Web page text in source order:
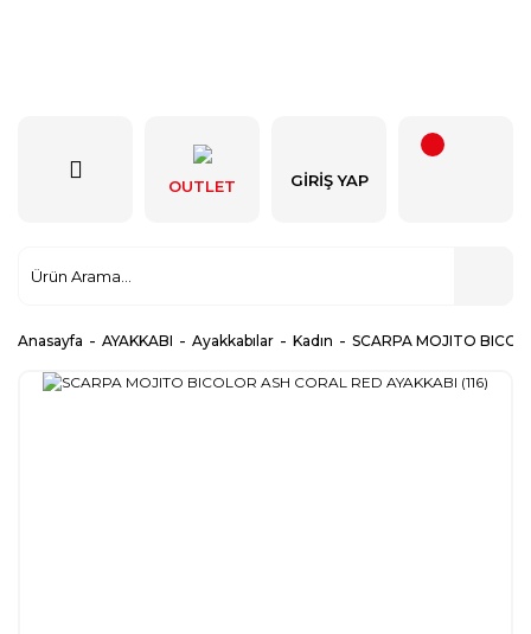
OUTLET GIRIŞ YAP
Anasayfa AYAKKABI Ayakkabılar Kadın SCARPA MOJITO